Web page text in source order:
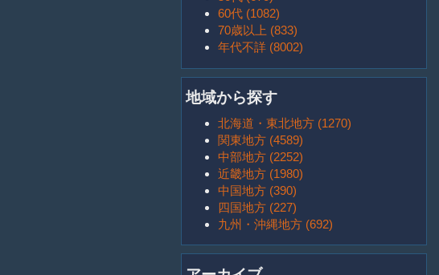
60代 (1082)
70歳以上 (833)
年代不詳 (8002)
地域から探す
北海道・東北地方 (1270)
関東地方 (4589)
中部地方 (2252)
近畿地方 (1980)
中国地方 (390)
四国地方 (227)
九州・沖縄地方 (692)